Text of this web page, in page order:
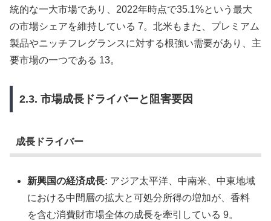
統的な一大市場であり、2022年時点で35.1%という最大
の市場シェアを維持している 7。北米もまた、プレミアム
製品やニッチフレグランスに対する根強い需要があり、主
要市場の一つである 13。
2.3. 市場成長ドライバーと阻害要因
成長ドライバー
新興国の経済成長: アジア太平洋、中南米、中東地域
における中間層の拡大と可処分所得の増加が、香料
を含む消費財市場全体の成長を牽引している 9。